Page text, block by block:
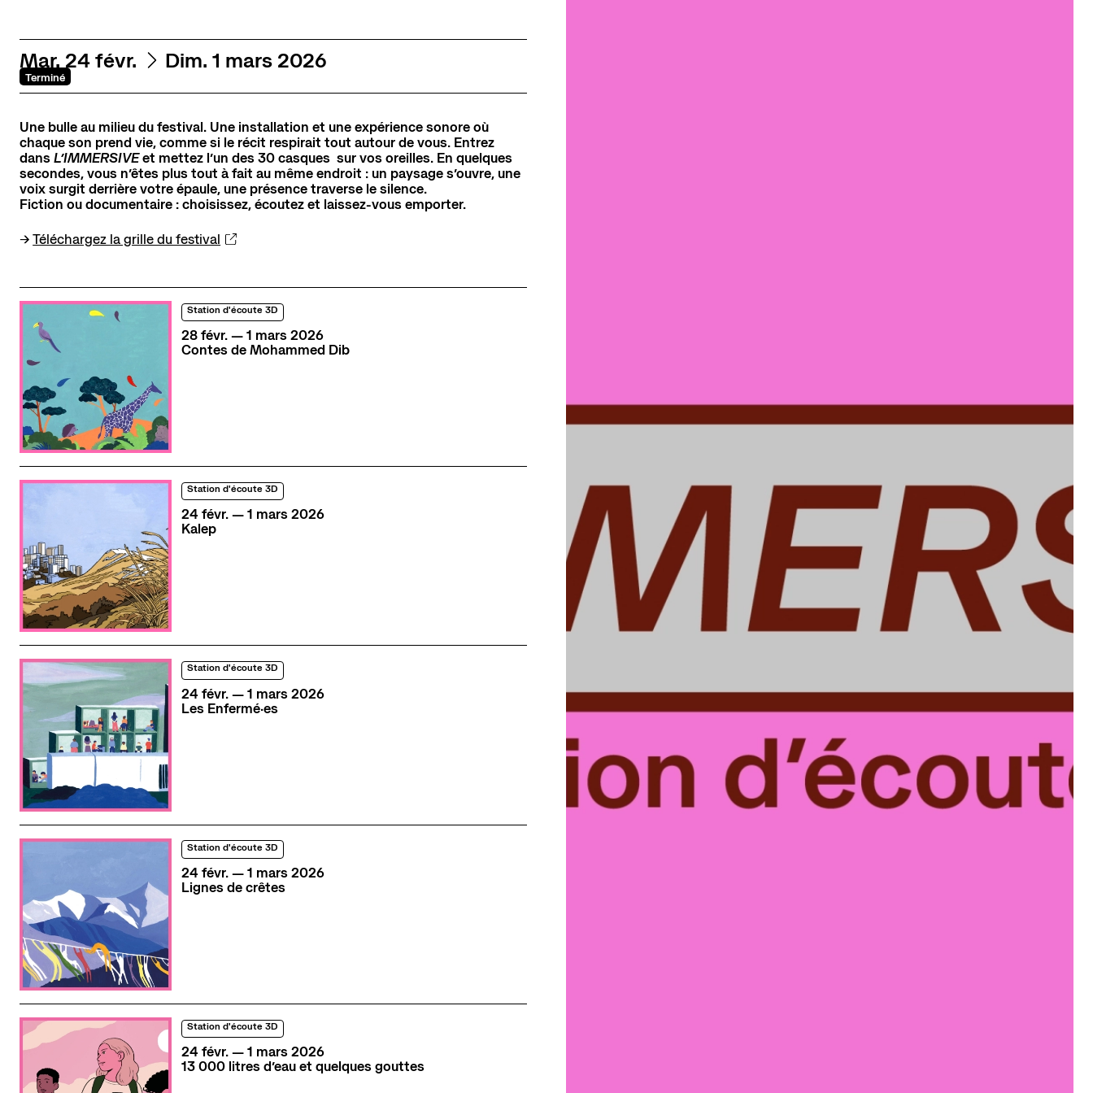
du
Mar. 24févr. au
Dim. 1 mars 2026
Terminé
Une bulle au milieu du festival. Une installation et une expérience sonore où
chaque son prend vie, comme si le récit respirait tout autour de vous. Entrez
dansL’IMMERSIVEet mettez l’un des 30 casques sur vos oreilles. En quelques
secondes, vous n’êtes plus tout à fait au même endroit : un paysage s’ouvre, une
voix surgit derrière votre épaule, une présence traverse le silence.
Fiction ou documentaire : choisissez, écoutez et laissez-vous emporter.
→Téléchargez la grille du festival
Station d'écoute 3D
du
28 février
févr. —au
1 mars
mars 2026
Contes de Mohammed Dib
Station d'écoute 3D
du
24 février
févr. —au
1 mars
mars 2026
Kalep
Station d'écoute 3D
du
24 février
févr. —au
1 mars
mars 2026
Les Enfermé·es
Station d'écoute 3D
du
24 février
févr. —au
1 mars
mars 2026
Lignes de crêtes
Station d'écoute 3D
du
24 février
févr. —au
1 mars
mars 2026
13 000 litres d’eau et quelques gouttes
L’équipe
Soutiens et mécénat
Programmes internationaux
ContactNewsletterRessources